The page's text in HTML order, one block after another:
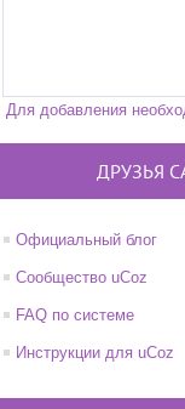
Для добавления
ДРУЗЬЯ
Официальный блог
Сообщество uCoz
FAQ по системе
Инструкции для uCoz